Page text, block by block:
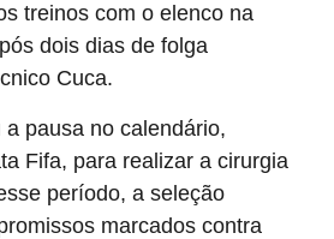
treinos com o elenco na
dois dias de folga
Cuca.
pausa no calendário,
Fifa, para realizar a cirurgia
período, a seleção
marcados contra